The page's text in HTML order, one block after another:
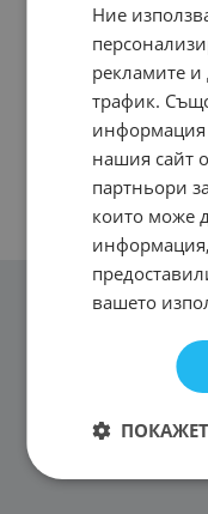
Ние
рекламите
трафик.
информация
нашия сайт
партньори
които може
вашето